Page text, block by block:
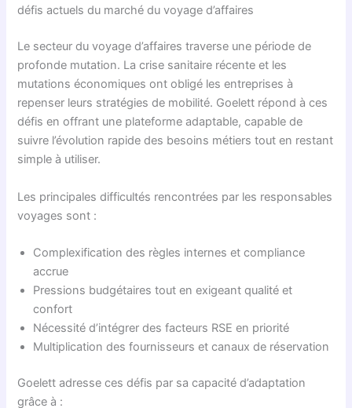
défis actuels du marché du voyage d’affaires
Le secteur du voyage d’affaires traverse une période de
profonde mutation. La crise sanitaire récente et les
mutations économiques ont obligé les entreprises à
repenser leurs stratégies de mobilité. Goelett répond à ces
défis en offrant une plateforme adaptable, capable de
suivre l’évolution rapide des besoins métiers tout en restant
simple à utiliser.
Les principales difficultés rencontrées par les responsables
voyages sont :
Complexification des règles internes et compliance
accrue
Pressions budgétaires tout en exigeant qualité et
confort
Nécessité d’intégrer des facteurs RSE en priorité
Multiplication des fournisseurs et canaux de réservation
Goelett adresse ces défis par sa capacité d’adaptation
grâce à :